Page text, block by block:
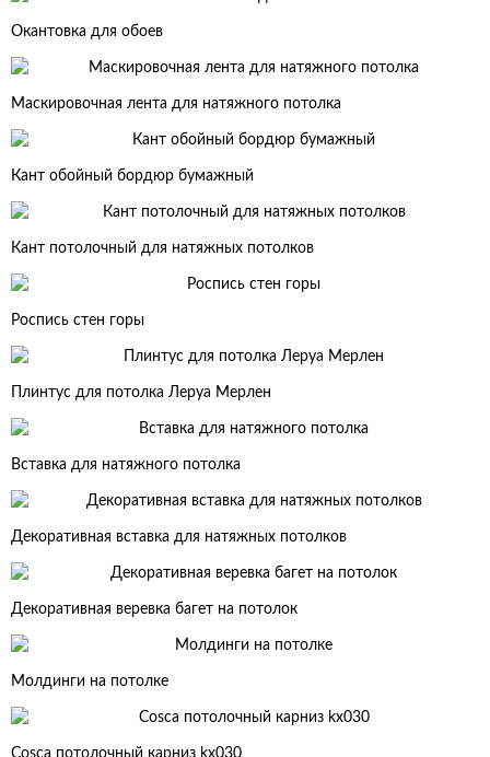
Окантовка для обоев
Маскировочная лента для натяжного потолка
Кант обойный бордюр бумажный
Кант потолочный для натяжных потолков
Роспись стен горы
Плинтус для потолка Леруа Мерлен
Вставка для натяжного потолка
Декоративная вставка для натяжных потолков
Декоративная веревка багет на потолок
Молдинги на потолке
Cosca потолочный карниз kx030